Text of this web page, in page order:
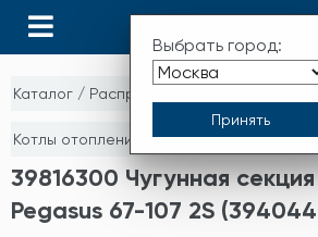
Выбрать город:
Каталог / Распродажа
Котлы отопления, зап.части и
39816300 Чугунная
Pegasus 67-107 2S